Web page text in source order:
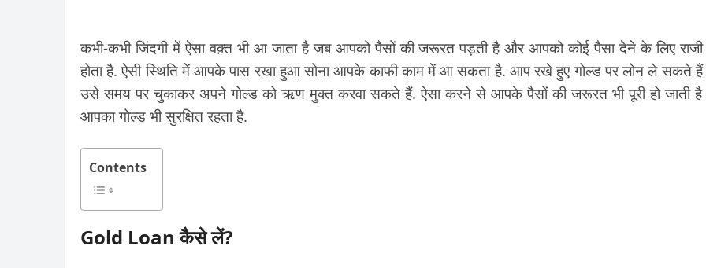
कभी-कभी जिंदगी में ऐसा वक़्त भी आ जाता है जब आपको पैसों की जरूरत पड़ती है और आपको कोई पैसा देने के लिए राजी
होता है. ऐसी स्थिति में आपके पास रखा हुआ सोना आपके काफी काम में आ सकता है. आप रखे हुए गोल्ड पर लोन ले सकते
उसे समय पर चुकाकर अपने गोल्ड को ऋण मुक्त करवा सकते हैं. ऐसा करने से आपके पैसों की जरूरत भी पूरी हो जाती
आपका गोल्ड भी सुरक्षित रहता है.
Contents
Gold Loan कैसे लें?